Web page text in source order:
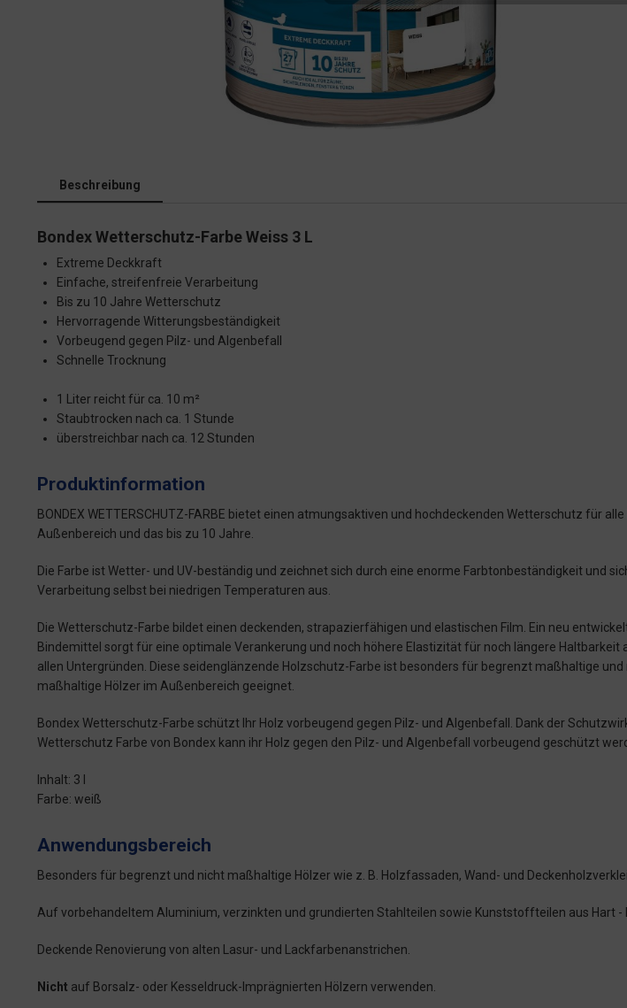
Beschreibung
Bondex Wetterschutz-Farbe Weiss 3 L
Extreme Deckkraft
Einfache, streifenfreie Verarbeitung
Bis zu 10 Jahre Wetterschutz
Hervorragende Witterungsbeständigkeit
Vorbeugend gegen Pilz- und Algenbefall
Schnelle Trocknung
1 Liter reicht für ca. 10 m²
Staubtrocken nach ca. 1 Stunde
überstreichbar nach ca. 12 Stunden
Produktinformation
BONDEX WETTERSCHUTZ-FARBE bietet einen atmungsaktiven und hochdeckenden Wetterschutz für
Außenbereich und das bis zu 10 Jahre.
Die Farbe ist Wetter- und UV-beständig und zeichnet sich durch eine enorme Farbtonbeständigkeit und
Verarbeitung selbst bei niedrigen Temperaturen aus.
Die Wetterschutz-Farbe bildet einen deckenden, strapazierfähigen und elastischen Film. Ein neu
Bindemittel sorgt für eine optimale Verankerung und noch höhere Elastizität für noch längere Haltbarkeit
allen Untergründen. Diese seidenglänzende Holzschutz-Farbe ist besonders für begrenzt maßhaltige und
maßhaltige Hölzer im Außenbereich geeignet.
Bondex Wetterschutz-Farbe schützt Ihr Holz vorbeugend gegen Pilz- und Algenbefall. Dank der
Wetterschutz Farbe von Bondex kann ihr Holz gegen den Pilz- und Algenbefall vorbeugend geschützt
Inhalt: 3 l
Farbe: weiß
Anwendungsbereich
Besonders für begrenzt und nicht maßhaltige Hölzer wie z. B. Holzfassaden, Wand- und
Auf vorbehandeltem Aluminium, verzinkten und grundierten Stahlteilen sowie Kunststoffteilen aus Hart -
Deckende Renovierung von alten Lasur- und Lackfarbenanstrichen.
Nicht auf Borsalz- oder Kesseldruck-Imprägnierten Hölzern verwenden.